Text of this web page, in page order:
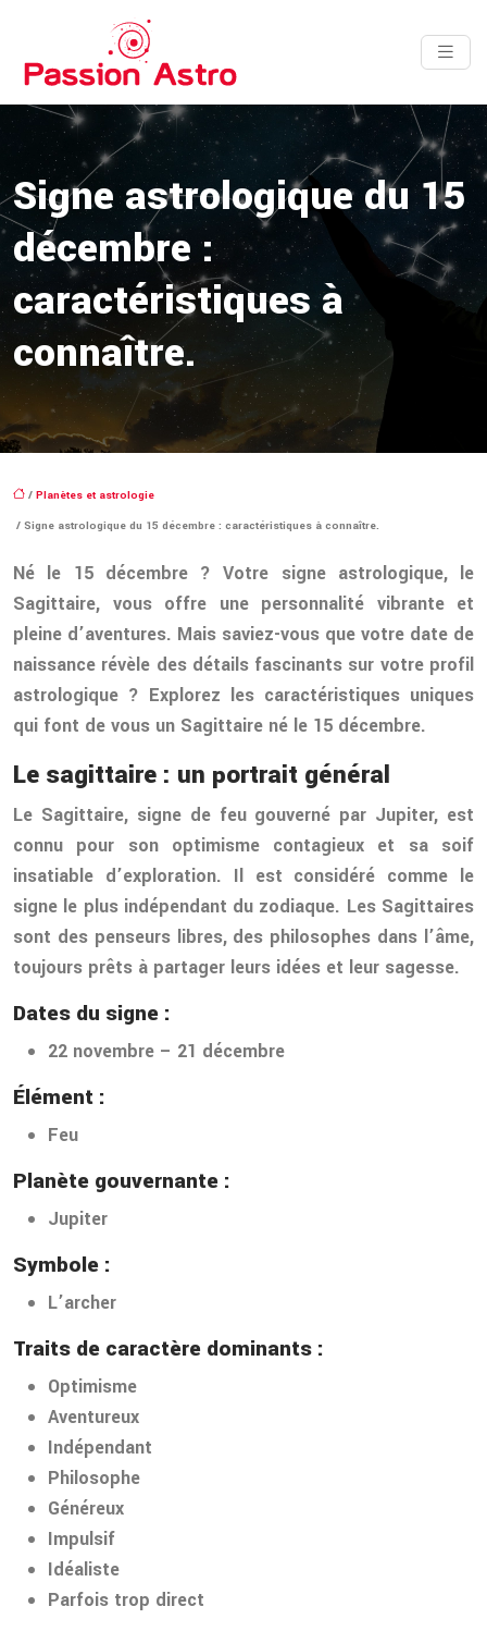
Signe astrologique du 15
décembre :
caractéristiques à
connaître.
/ Planètes et astrologie
/ Signe astrologique du 15 décembre : caractéristiques à connaître.
Né le 15 décembre ? Votre signe astrologique, le
Sagittaire, vous offre une personnalité vibrante et
pleine d’aventures. Mais saviez-vous que votre date de
naissance révèle des détails fascinants sur votre profil
astrologique ? Explorez les caractéristiques uniques
qui font de vous un Sagittaire né le 15 décembre.
Le sagittaire : un portrait général
Le Sagittaire, signe de feu gouverné par Jupiter, est
connu pour son optimisme contagieux et sa soif
insatiable d’exploration. Il est considéré comme le
signe le plus indépendant du zodiaque. Les Sagittaires
sont des penseurs libres, des philosophes dans l’âme,
toujours prêts à partager leurs idées et leur sagesse.
Dates du signe :
22 novembre – 21 décembre
Élément :
Feu
Planète gouvernante :
Jupiter
Symbole :
L’archer
Traits de caractère dominants :
Optimisme
Aventureux
Indépendant
Philosophe
Généreux
Impulsif
Idéaliste
Parfois trop direct